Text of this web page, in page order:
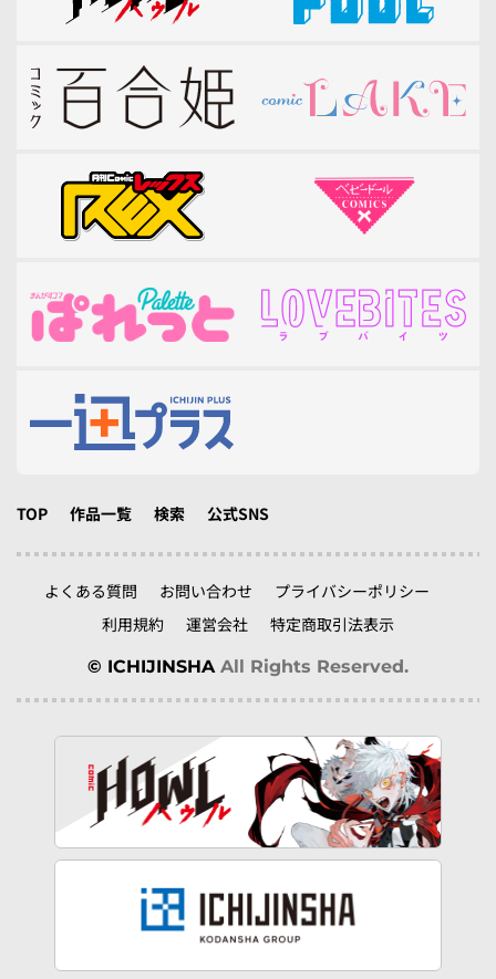
TOP 作品一覧 検索 公式SNS
よくある質問 お問い合わせ
プライバシーポリシー
利用規約
運営会社 特定商取引法表示
© ICHIJINSHA All Rights Reserved.